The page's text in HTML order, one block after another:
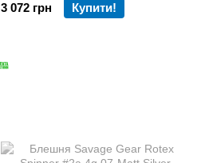
3 072 грн Купити!